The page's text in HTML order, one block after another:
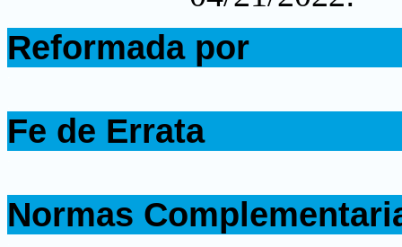
Reformada por
Fe de Errata
Normas